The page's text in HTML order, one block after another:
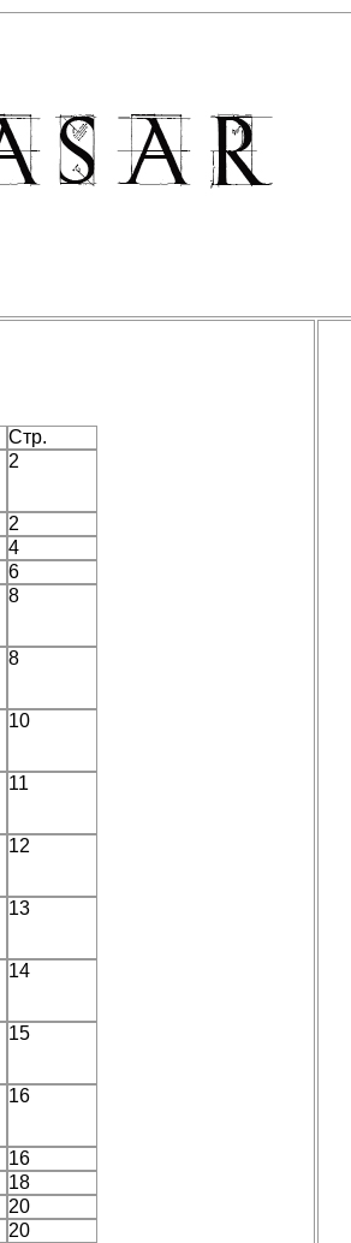
Стр.
2
2
4
6
8
8
10
11
12
13
14
15
16
16
18
20
20